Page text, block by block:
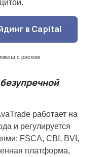
в Capital
с риском
работает на
и регулируется
FSCA, CBI, BVI,
платформа,